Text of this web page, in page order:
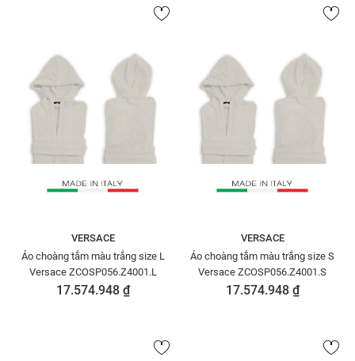
VERSACE
Áo choàng tắm màu trắng size L
Versace ZCOSP056.Z4001.L
17.574.948 ₫
VERSACE
Áo choàng tắm màu trắng size S
Versace ZCOSP056.Z4001.S
17.574.948 ₫